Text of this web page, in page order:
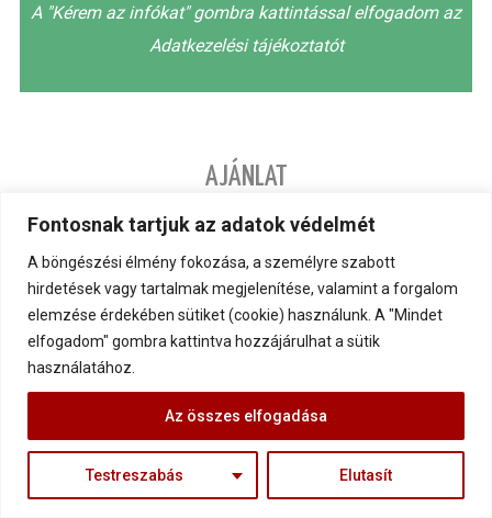
Fontosnak tartjuk az adatok védelmét
A böngészési élmény fokozása, a személyre szabott
hirdetések vagy tartalmak megjelenítése, valamint a forgalom
elemzése érdekében sütiket (cookie) használunk. A "Mindet
elfogadom" gombra kattintva hozzájárulhat a sütik
használatához.
Testreszabás Elutasít
Az összes elfogadása
A "Kérem az infókat" gombra kattintással elfogadom az
Adatkezelési tájékoztatót
AJÁNLAT